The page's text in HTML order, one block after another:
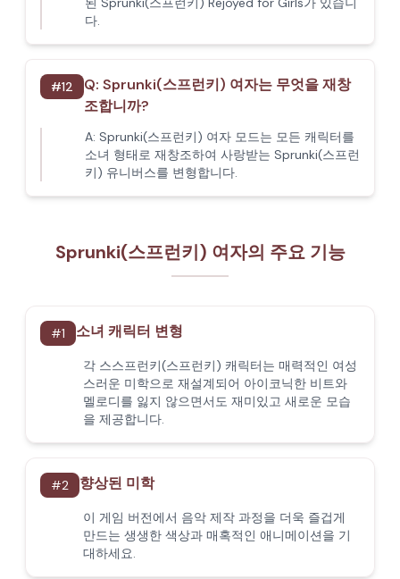
다.
#12 Q: Sprunki(스프런키) 여자는 무엇을 재창
조합니까?
A: Sprunki(스프런키) 여자 모드는 모든 캐릭터를
소녀 형태로 재창조하여 사랑받는 Sprunki(스프런
키) 유니버스를 변형합니다.
Sprunki(스프런키) 여자의 주요 기능
#1 소녀 캐릭터 변형
각 스스프런키(스프런키) 캐릭터는 매력적인 여성
스러운 미학으로 재설계되어 아이코닉한 비트와
멜로디를 잃지 않으면서도 재미있고 새로운 모습
을 제공합니다.
#2 향상된 미학
이 게임 버전에서 음악 제작 과정을 더욱 즐겁게
만드는 생생한 색상과 매혹적인 애니메이션을 기
대하세요.